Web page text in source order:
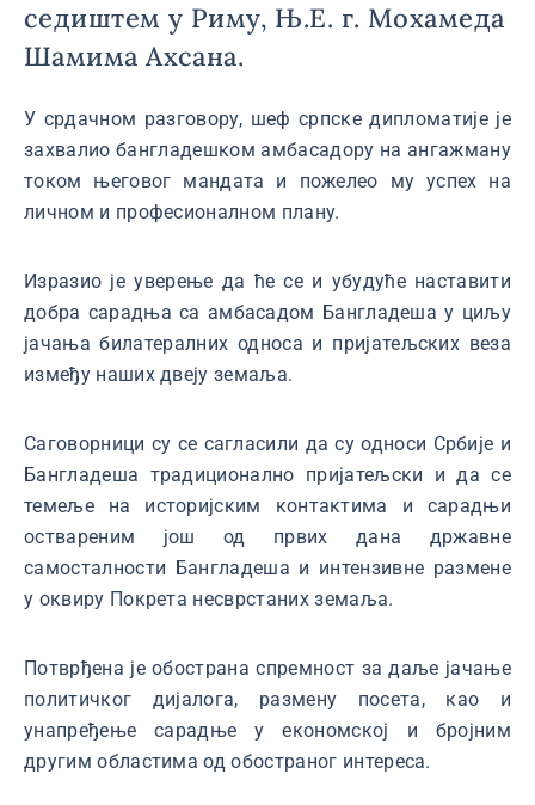
седиштем у Риму, Њ.Е. г. Мохамеда
Шамима Ахсана.
У срдачном разговору, шеф српске дипломатије је
захвалио бангладешком амбасадору на ангажману
током његовог мандата и пожелео му успех на
личном и професионалном плану.
Изразио је уверење да ће се и убудуће наставити
добра сарадња са амбасадом Бангладеша у циљу
јачања билатералних односа и пријатељских веза
између наших двеју земаља.
Саговорници су се сагласили да су односи Србије и
Бангладеша традиционално пријатељски и да се
темеље на историјским контактима и сарадњи
оствареним још од првих дана државне
самосталности Бангладеша и интензивне размене
у оквиру Покрета несврстаних земаља.
Потврђена је обострана спремност за даље јачање
политичког дијалога, размену посета, као и
унапређење сарадње у економској и бројним
другим областима од обостраног интереса.